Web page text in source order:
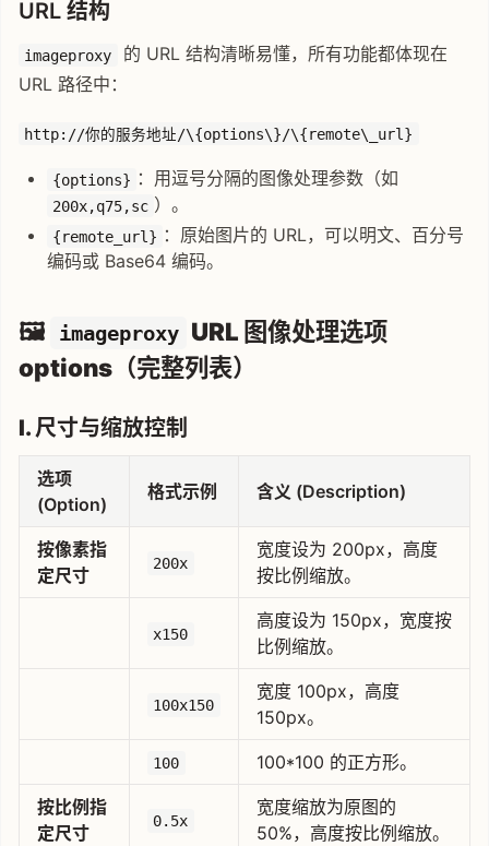
URL 结构
imageproxy
的 URL 结构清晰易懂，所有功能都体现在
URL 路径中：
http://你的服务地址/\{options\}/\{remote\_url}
{options} ：用逗号分隔的图像处理参数（如
200x,q75,sc ）。
{remote_url} ：原始图片的 URL，可以明文、百分号
编码或 Base64 编码。
🖼️ imageproxy URL 图像处理选项
options（完整列表）
I. 尺寸与缩放控制
选项
(Option)
格式示例 含义 (Description)
按像素指
定尺寸
200x
宽度设为 200px，高度
按比例缩放。
x150
高度设为 150px，宽度按
比例缩放。
100x150
宽度 100px，高度
150px。
100 100*100 的正方形。
按比例指
定尺寸
0.5x
宽度缩放为原图的
50%，高度按比例缩放。